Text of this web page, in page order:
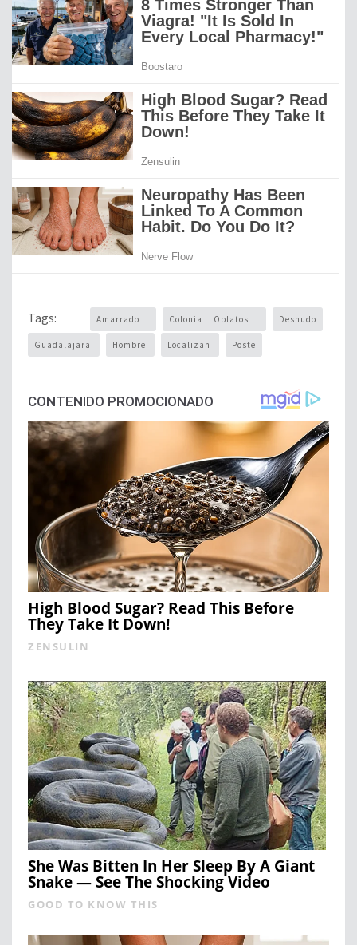
Tags: Amarrado Colonia Oblatos Desnudo
Guadalajara Hombre Localizan Poste
CONTENIDO PROMOCIONADO
High Blood Sugar? Read This Before
They Take It Down!
ZENSULIN
She Was Bitten In Her Sleep By A Giant
Snake — See The Shocking Video
GOOD TO KNOW THIS